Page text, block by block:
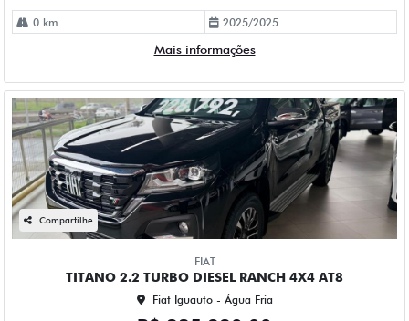
0 km 2025/2025
Mais informações
Compartilhe
FIAT
TITANO 2.2 TURBO DIESEL RANCH 4X4 AT8
Fiat Iguauto - Água Fria